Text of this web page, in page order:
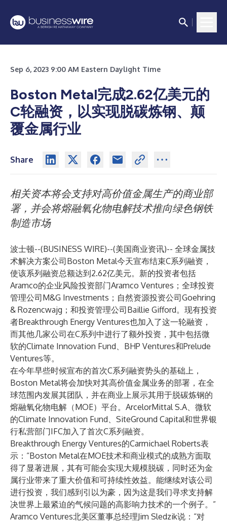
Sep 6, 2023 9:00 AM Eastern Daylight Time
Boston Metal完成2.62亿美元的
C轮融资，以实现脱碳炼钢、颠
覆金属行业
Share
相关资本将会支持对高价值金属生产的商业部
署，并会将熔融氧化物电解技术推向绿色钢铁
制造市场
波士顿--(BUSINESS WIRE)--(美国商业资讯)-- 全球金属技
术解决方案公司Boston Metal今天宣布结束C系列融资，
使该系列融资总额达到2.62亿美元。新的投资者包括
Aramco的企业风险投资部门Aramco Ventures；全球投资
管理公司M&G Investments；自然资源投资公司Goehring
& Rozencwajg；和投资管理公司Baillie Gifford。现有投资
者Breakthrough Energy Ventures也加入了这一轮融资，
而其他几家公司在C系列中进行了额外投资，其中包括微
软的Climate Innovation Fund、BHP Ventures和Prelude
Ventures等。
在今年早些时候宣布的首次C系列融资势头的基础上，
Boston Metal将会加快对其高价值金属业务的部署，在全
球范围内发展其团队，并在商业上展示其用于脱碳炼钢的
熔融氧化物电解（MOE）平台。ArcelorMittal S.A、微软
的Climate Innovation Fund、SiteGround Capital和世界银
行私营部门IFC加入了首次C系列融资。
Breakthrough Energy Ventures的Carmichael Roberts表
示：“Boston Metal在MOE技术和商业模式的成熟方面取
得了显著进展，其有可能会实现大规模脱碳，同时还为金
属行业带来了重大价值和可持续性效益。能继续对该公司
进行投资，我们感到引以为豪，因为这是我们寻求支持解
决世界上最紧迫的气候问题的高影响力技术的一个例子。”
Aramco Ventures北美区董事总经理Jim Sledzik说：“对